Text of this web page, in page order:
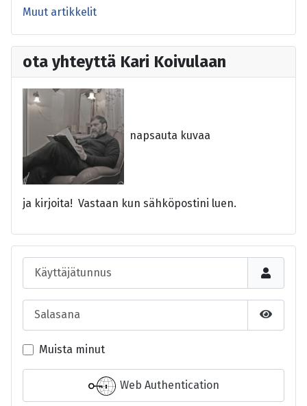
Muut artikkelit
ota yhteyttä Kari Koivulaan
napsauta kuvaa
ja kirjoita! Vastaan kun sähköpostini luen.
Käyttäjätunnus
Salasana
Näytä
Muista minut
Web Authentication